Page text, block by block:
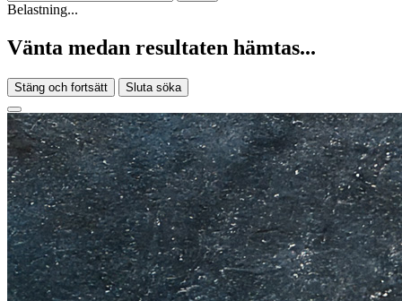
Belastning...
Vänta medan resultaten hämtas...
Stäng och fortsätt Sluta söka